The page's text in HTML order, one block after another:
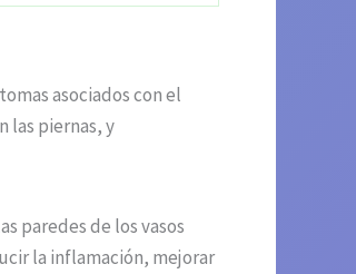
asociados con el
las piernas, y
paredes de los vasos
la inflamación, mejorar